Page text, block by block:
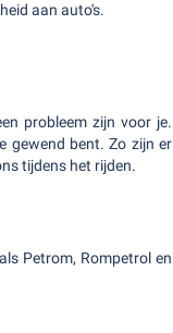
aan auto's.
probleem zijn voor je.
gewend bent. Zo zijn er
tijdens het rijden.
Petrom, Rompetrol en